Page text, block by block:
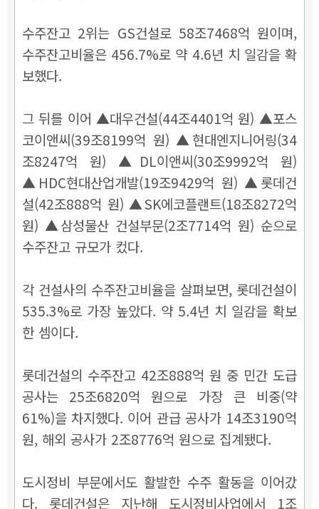
수주잔고 2위는 GS건설로 58조7468억 원이며,
수주잔고비율은 456.7%로 약 4.6년 치 일감을 확
보했다.
그 뒤를 이어 ▲대우건설(44조4401억 원) ▲포스
코이앤씨(39조8199억 원) ▲현대엔지니어링(34
조8247억 원) ▲DL이앤씨(30조9992억 원)
▲HDC현대산업개발(19조9429억 원) ▲롯데건
설(42조888억 원) ▲SK에코플랜트(18조8272억
원) ▲삼성물산 건설부문(2조7714억 원) 순으로
수주잔고 규모가 컸다.
각 건설사의 수주잔고비율을 살펴보면, 롯데건설이
535.3%로 가장 높았다. 약 5.4년 치 일감을 확보
한 셈이다.
롯데건설의 수주잔고 42조888억 원 중 민간 도급
공사는 25조6820억 원으로 가장 큰 비중(약
61%)을 차지했다. 이어 관급 공사가 14조3190억
원, 해외 공사가 2조8776억 원으로 집계됐다.
도시정비 부문에서도 활발한 수주 활동을 이어갔
다. 롯데건설은 지난해 도시정비사업에서 1조